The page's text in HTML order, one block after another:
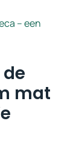
– een
mat